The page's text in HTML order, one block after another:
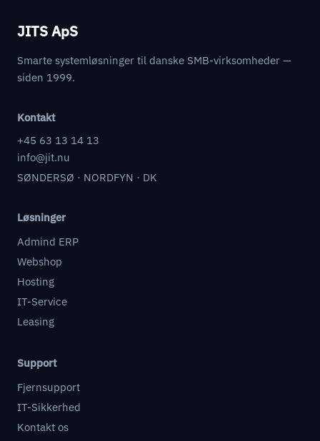
JITS ApS
Smarte systemløsninger til danske SMB-virksomheder —
siden 1999.
Kontakt
+45 63 13 14 13
info@jit.nu
SØNDERSØ · NORDFYN · DK
Løsninger
Admind ERP
Webshop
Hosting
IT-Service
Leasing
Support
Fjernsupport
IT-Sikkerhed
Kontakt os